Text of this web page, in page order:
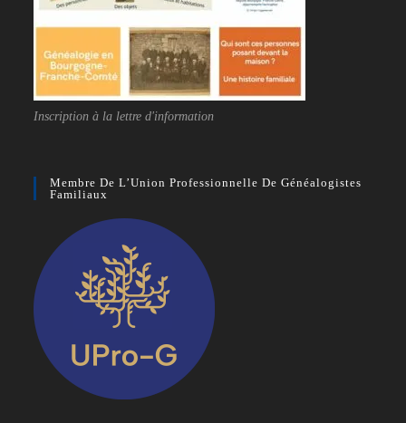
Inscription à la lettre d'information
Membre De L’Union Professionnelle De Généalogistes
Familiaux